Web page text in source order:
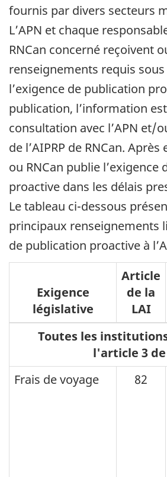
fournis par divers secteurs
L’APN et chaque
RNCan concerné reçoivent
renseignements requis
l’exigence de publication
publication, l’information
consultation avec l’APN et/
de l’AIPRP de RNCan. Après
ou RNCan publie l’exigence
proactive dans les délais
Le tableau ci-dessous
principaux renseignements
de publication proactive à
Exigence
législative
Article
de la
LAI
Toutes les
l'article 3
Frais de voyage 82